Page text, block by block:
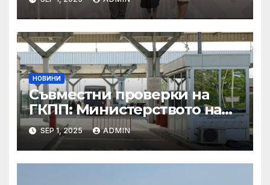
неформалната среща на
министрите на външните
работи на ЕС във формат
„Гимних“ на 30 август 2025 г.
в Копенхаген
НОВИНИ
Съвместни проверки на
ГКПП: Министерството на
туризма и контролните
органи откриха нарушения
при пътувания
SEP 1, 2025 ADMIN